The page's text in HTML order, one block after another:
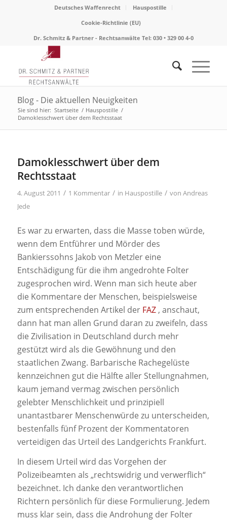
Deutsches Waffenrecht
Hauspostille
Cookie-Richtlinie (EU)
Dr. Schmitz & Partner - Rechtsanwälte Tel: 030 • 329 00 4-0
Blog - Die aktuellen Neuigkeiten
Sie sind hier: Startseite / Hauspostille /
Damoklesschwert über dem Rechtsstaat
Damoklesschwert über dem
Rechtsstaat
4. August 2011 / 1 Kommentar / in Hauspostille / von Andreas
Jede
Es war zu erwarten, dass die Masse toben würde,
wenn dem Entführer und Mörder des
Bankierssohns Jakob von Metzler eine
Entschädigung für die ihm angedrohte Folter
zugesprochen wird. Wenn man sich heute aber
die Kommentare der Menschen, beispielsweise
zum entsprechenden Artikel derFAZ , anschaut,
dann hat man allen Grund daran zu zweifeln, dass
die Zivilisation in Deutschland durch mehr
gestützt wird als die Gewöhnung und den
staatlichen Zwang. Barbarische Rachegelüste
kennzeichnen gut die Hälfte aller Stellungnahmen,
kaum jemand vermag zwischen persönlich
gelebter Menschlichkeit und prinzipiell
unantastbarer Menschenwürde zu unterscheiden,
bestenfalls fünf Prozent der Kommentatoren
verteidigen das Urteil des Landgerichts Frankfurt.
In diesem Urteil wird das Vorgehen der
Polizeibeamten als „rechtswidrig und verwerflich“
bezeichnet. Ich danke den verantwortlichen
Richtern persönlich für diese Formulierung. Jedem
muss klar sein, dass die Androhung der Folter